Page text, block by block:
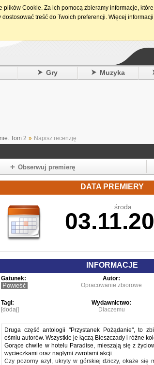
15.
Gry Muzyka
Tom 2 » Napisz recenzję
Obserwuj premierę
DATA PREMIERY
środa
INFORMACJE
Gatunek:
Powieść
Autor:
Opracowanie zbiorowe
Tagi:
[dodaj]
Wydawnictwo:
Dlaczemu
Druga część antologii "Przystanek Pożądanie", to
ośmiu autorów. Wszystkie je łączą Bieszczady i różne
Gorące chwile w hotelu Paradise, mieszają się z
wycieczkami oraz nagłymi zwrotami akcji.
Czy pozorny azyl, ukryty w górskiej dziczy, okaże się
Cookie. Za ich pomocą zbieramy informacje,
treść do Twoich preferencji. Więcej